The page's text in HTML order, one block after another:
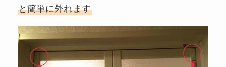
と簡単に外れます